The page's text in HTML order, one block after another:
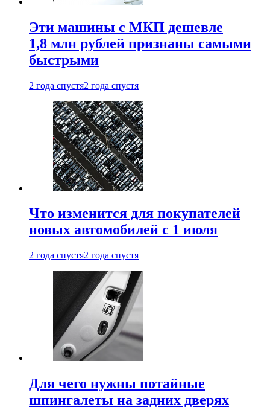
Эти машины с МКП дешевле
1,8 млн рублей признаны самыми
быстрыми
2 года спустя2 года спустя
Что изменится для покупателей
новых автомобилей с 1 июля
2 года спустя2 года спустя
Для чего нужны потайные
шпингалеты на задних дверях